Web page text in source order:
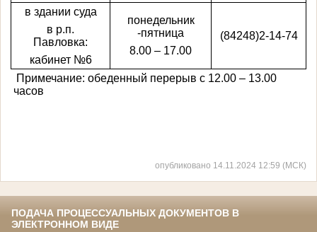
в здании суда
в р.п.
Павловка:
кабинет №6
понедельник
-пятница
8.00 – 17.00
(84248)2-14-74
Примечание: обеденный перерыв с 12.00 – 13.00
часов
опубликовано 14.11.2024 12:59 (МСК)
ПОДАЧА ПРОЦЕССУАЛЬНЫХ ДОКУМЕНТОВ В
ЭЛЕКТРОННОМ ВИДЕ